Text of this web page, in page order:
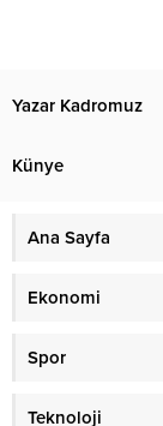
Yazar Kadromuz
Künye
Ana Sayfa
Ekonomi
Spor
Teknoloji